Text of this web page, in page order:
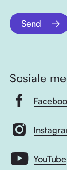
Send
Sosiale
YouTube